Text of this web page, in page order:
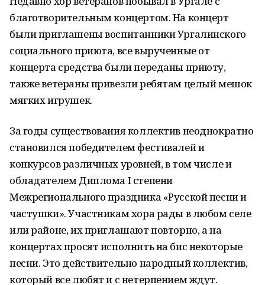
благотворительным концертом. На концерт
были приглашены воспитанники Ургалинского
социального приюта, все вырученные от
концерта средства были переданы приюту,
также ветераны привезли ребятам целый мешок
мягких игрушек.
За годы существования коллектив неоднократно
становился победителем фестивалей и
конкурсов различных уровней, в том числе и
обладателем Диплома I степени
Межрегионального праздника «Русской песни и
частушки». Участникам хора рады в любом селе
или районе, их приглашают повторно, а на
концертах просят исполнить на бис некоторые
песни. Это действительно народный коллектив,
который все любят и с нетерпением ждут.